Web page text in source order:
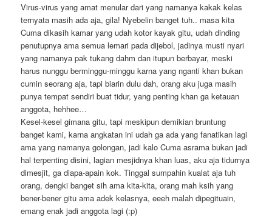
Virus-virus yang amat menular dari yang namanya kakak kelas
ternyata masih ada aja, gila! Nyebelin banget tuh.. masa kita
Cuma dikasih kamar yang udah kotor kayak gitu, udah dinding
penutupnya ama semua lemari pada dijebol, jadinya musti nyari
yang namanya pak tukang dahm dan itupun berbayar, meski
harus nunggu berminggu-minggu karna yang nganti khan bukan
cumin seorang aja, tapi biarin dulu dah, orang aku juga masih
punya tempat sendiri buat tidur, yang penting khan ga ketauan
anggota, hehhee…
Kesel-kesel gimana gitu, tapi meskipun demikian bruntung
banget kami, karna angkatan ini udah ga ada yang fanatikan lagi
ama yang namanya golongan, jadi kalo Cuma asrama bukan jadi
hal terpenting disini, lagian mesjidnya khan luas, aku aja tidurnya
dimesjit, ga diapa-apain kok. Tinggal sumpahin kualat aja tuh
orang, dengki banget sih ama kita-kita, orang mah ksih yang
bener-bener gitu ama adek kelasnya, eeeh malah dipegituain,
emang enak jadi anggota lagi (:p)